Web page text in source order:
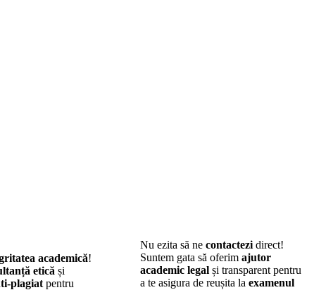
academică!
etică și
plagiatpentru
Nu ezita să ne contactezidirect!
Suntem gata să oferim ajutor
academic legalși transparent pentru
a te asigura de reușita la examenul